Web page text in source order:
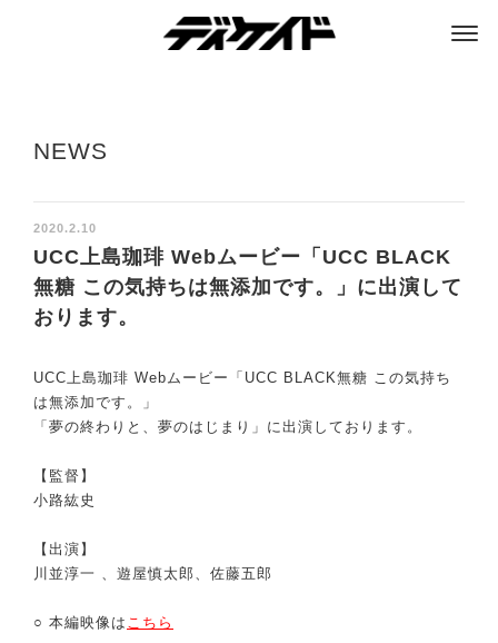
NEWS
2020.2.10
UCC上島珈琲 Webムービー「UCC BLACK
無糖 この気持ちは無添加です。」に出演して
おります。
UCC上島珈琲 Webムービー「UCC BLACK無糖 この気持ち
は無添加です。」
「夢の終わりと、夢のはじまり」に出演しております。
【監督】
小路紘史
【出演】
川並淳一 、遊屋慎太郎、佐藤五郎
○ 本編映像は こちら